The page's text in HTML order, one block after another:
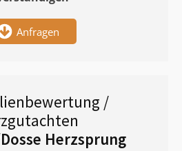
Anfragen
/
Herzsprung